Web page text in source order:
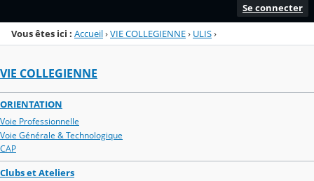
Se connecter
Vous êtes ici : Accueil›VIE COLLEGIENNE› ULIS›
VIE COLLEGIENNE
ORIENTATION
Voie Professionnelle
Voie Générale & Technologique
CAP
Clubs et Ateliers